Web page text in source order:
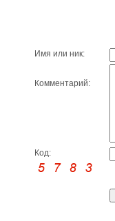
Имя или ник:
Комментарий:
Код: